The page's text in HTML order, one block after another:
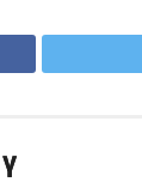
төв